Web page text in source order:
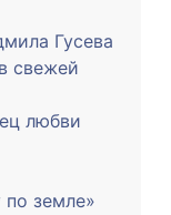
Гусева
свежей
любви
земле»